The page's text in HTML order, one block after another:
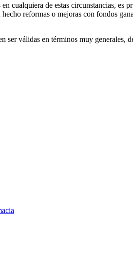
cualquiera de estas circunstancias, es
reformas o mejoras con fondos
ser válidas en términos muy